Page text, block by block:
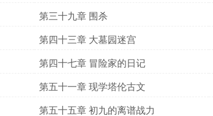
第三十九章 围杀
第四十三章 大墓园迷宫
第四十七章 冒险家的日记
第五十一章 现学塔伦古文
第五十五章 初九的离谱战力